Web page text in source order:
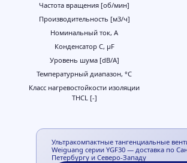
Частота вращения [об/мин]
Производительность [м3/ч]
Номинальный ток, А
Конденсатор C, μF
Уровень шума [dB/A]
Температурный диапазон, °С
Класс нагревостойкости изоляции
THCL [-]
Ультракомпактные тангенциальные
Weiguang серии YGF30 — доставка по
Петербургу и Северо-Западу